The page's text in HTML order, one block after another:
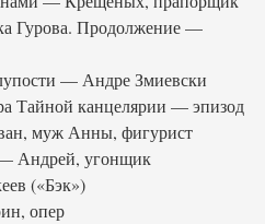
Гурова. Продолжение —
— Андре Змиевски
Тайной канцелярии — эпизод
муж Анны, фигурист
Андрей, угонщик
(«Бэк»)
опер